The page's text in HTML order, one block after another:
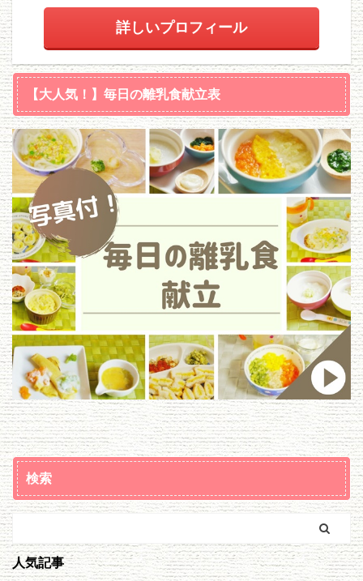
詳しいプロフィール
【大人気！】毎日の離乳食献立表
検索
人気記事